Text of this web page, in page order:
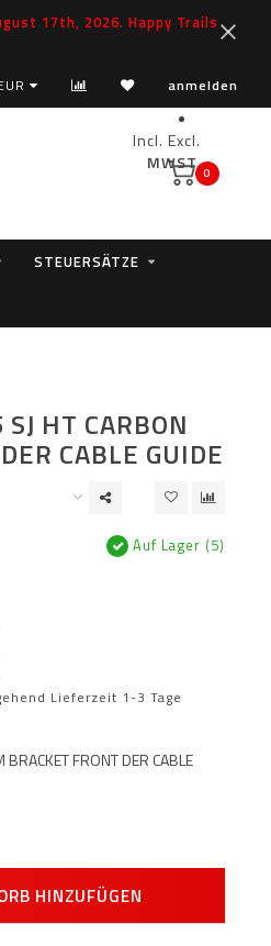
17th, 2026. Happy Trails
anmelden
Incl. Excl.
MWST.0
STEUERSÄTZE
HT CARBON
CABLE GUIDE
Auf Lager (5)
Lieferzeit 1-3 Tage
FRONT DER CABLE
HINZUFÜGEN